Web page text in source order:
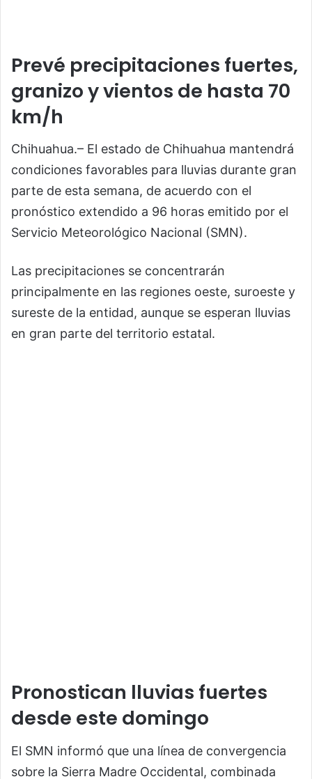
Prevé precipitaciones fuertes,
granizo y vientos de hasta 70
km/h
Chihuahua.– El estado de Chihuahua mantendrá
condiciones favorables para lluvias durante gran
parte de esta semana, de acuerdo con el
pronóstico extendido a 96 horas emitido por el
Servicio Meteorológico Nacional (SMN).
Las precipitaciones se concentrarán
principalmente en las regiones oeste, suroeste y
sureste de la entidad, aunque se esperan lluvias
en gran parte del territorio estatal.
Pronostican lluvias fuertes
desde este domingo
El SMN informó que una línea de convergencia
sobre la Sierra Madre Occidental, combinada